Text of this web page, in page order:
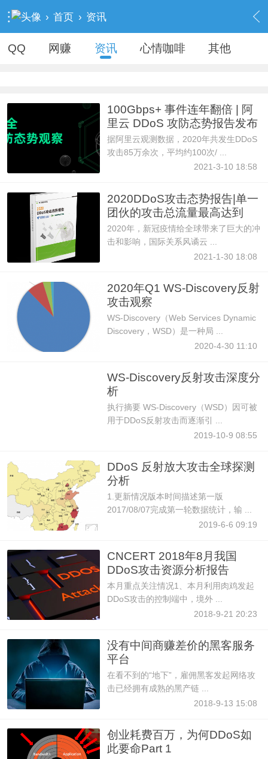
› 首页 › 资讯
QQ 网赚 资讯 心情咖啡 其他
100Gbps+ 事件连年翻倍 | 阿
里云 DDoS 攻防态势报告发布
据阿里云观测数据，2020年共发生DDoS
攻击85万余次，平均约100次/ ...
2021-3-10 18:58
2020DDoS攻击态势报告|单一
团伙的攻击总流量最高达到
362
2020年，新冠疫情给全球带来了巨大的冲
击和影响，国际关系风谲云 ...
2021-1-30 18:08
2020年Q1 WS-Discovery反射
攻击观察
WS-Discovery（Web Services Dynamic
Discovery，WSD）是一种局 ...
2020-4-30 11:10
WS-Discovery反射攻击深度分
析
执行摘要 WS-Discovery（WSD）因可被
用于DDoS反射攻击而逐渐引 ...
2019-10-9 08:55
DDoS 反射放大攻击全球探测
分析
1.更新情况版本时间描述第一版
2017/08/07完成第一轮数据统计，输 ...
2019-6-6 09:19
CNCERT 2018年8月我国
DDoS攻击资源分析报告
本月重点关注情况1、本月利用肉鸡发起
DDoS攻击的控制端中，境外 ...
2018-9-21 20:23
没有中间商赚差价的黑客服务
平台
在看不到的“地下”，雇佣黑客发起网络攻
击已经拥有成熟的黑产链 ...
2018-9-13 15:08
创业耗费百万，为何DDoS如
此要命Part 1